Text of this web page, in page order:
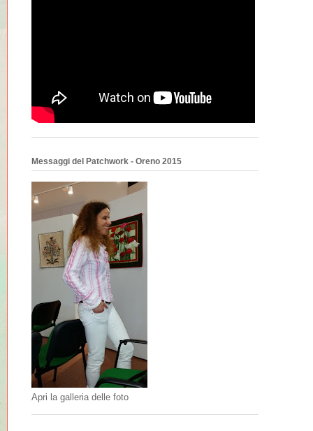
Messaggi del Patchwork - Oreno 2015
Apri la galleria delle foto